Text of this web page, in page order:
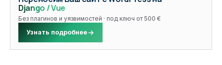
Django / Vue
Без плагинов и уязвимостей · под ключ от 500 €
Узнать подробнее